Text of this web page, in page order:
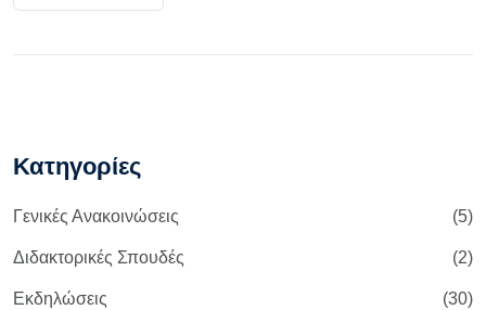
Κατηγορίες
Γενικές Ανακοινώσεις (5)
Διδακτορικές Σπουδές (2)
Εκδηλώσεις (30)